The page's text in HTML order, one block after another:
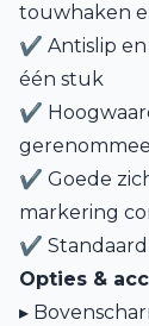
touwhaken
✔ Antislip
één stuk
✔
✔ Goede
markering
✔ Standaard
Opties &
▸